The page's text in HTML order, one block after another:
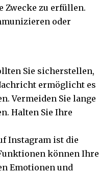
Zwecke zu erfüllen.
oder
Sie sicherstellen,
ermöglicht es
Vermeiden Sie lange
Halten Sie Ihre
Instagram ist die
können Ihre
Emotionen und